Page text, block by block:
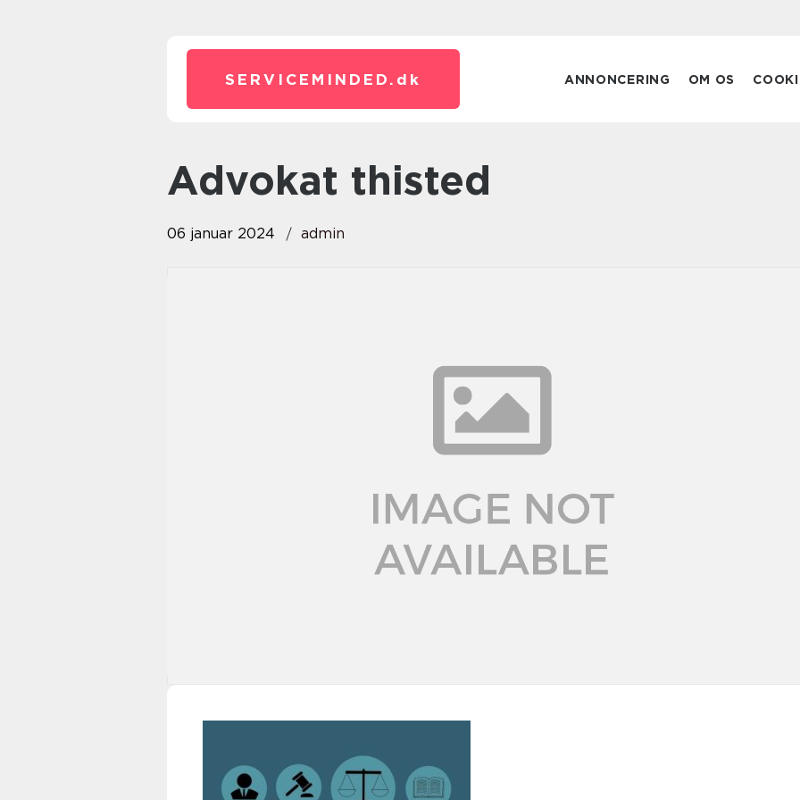
SERVICEMINDED. dk ANNONCERING OM OS
advokat thisted
06 januar 2024 admin